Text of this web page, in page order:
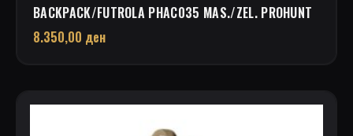
BACKPACK/FUTROLA PHAC035 MAS./ZEL. PROHUNT
8.350,00 ден